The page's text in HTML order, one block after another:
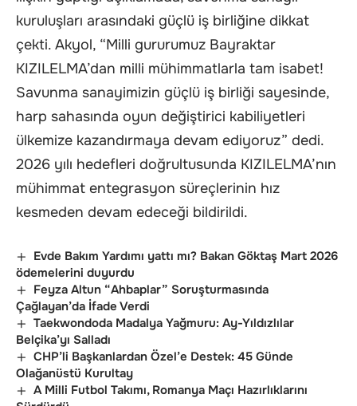
kuruluşları arasındaki güçlü iş birliğine dikkat
çekti. Akyol, “Milli gururumuz Bayraktar
KIZILELMA’dan milli mühimmatlarla tam isabet!
Savunma sanayimizin güçlü iş birliği sayesinde,
harp sahasında oyun değiştirici kabiliyetleri
ülkemize kazandırmaya devam ediyoruz” dedi.
2026 yılı hedefleri doğrultusunda KIZILELMA’nın
mühimmat entegrasyon süreçlerinin hız
kesmeden devam edeceği bildirildi.
Evde Bakım Yardımı yattı mı? Bakan Göktaş Mart 2026
ödemelerini duyurdu
Feyza Altun “Ahbaplar” Soruşturmasında
Çağlayan’da İfade Verdi
Taekwondoda Madalya Yağmuru: Ay-Yıldızlılar
Belçika’yı Salladı
CHP’li Başkanlardan Özel’e Destek: 45 Günde
Olağanüstü Kurultay
A Milli Futbol Takımı, Romanya Maçı Hazırlıklarını